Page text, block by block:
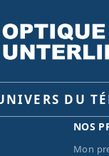
DU
NOS
Mon